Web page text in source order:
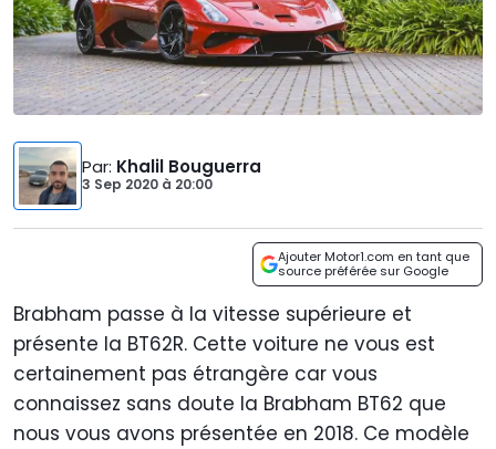
Par: Khalil Bouguerra
3 Sep 2020 à 20:00
Ajouter Motor1.com en tant que
source préférée sur Google
Brabham passe à la vitesse supérieure et
présente la BT62R. Cette voiture ne vous est
certainement pas étrangère car vous
connaissez sans doute la Brabham BT62 que
nous vous avons présentée en 2018. Ce modèle